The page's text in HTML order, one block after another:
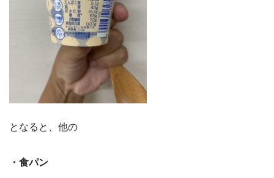
となると、他の
・食パン